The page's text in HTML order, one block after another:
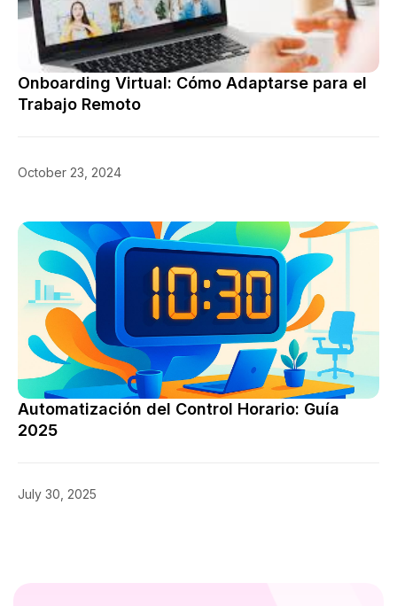
Onboarding Virtual: Cómo Adaptarse para el
Trabajo Remoto
October 23, 2024
Automatización del Control Horario: Guía
2025
July 30, 2025